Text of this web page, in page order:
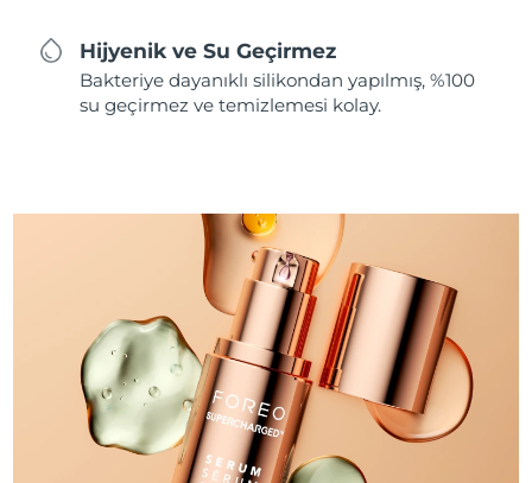
Hijyenik ve Su Geçirmez
Bakteriye dayanıklı silikondan yapılmış, %100
su geçirmez ve temizlemesi kolay.